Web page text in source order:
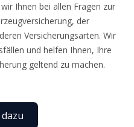
Ihnen bei allen Fragen zur
der
Versicherungsarten. Wir
und helfen Ihnen, Ihre
geltend zu machen.